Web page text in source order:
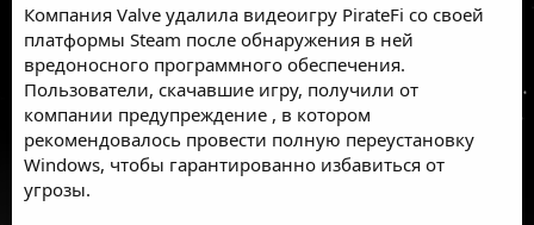
Компания Valve удалила видеоигру PirateFi со своей
платформы Steam после обнаружения в ней
вредоносного программного обеспечения.
Пользователи, скачавшие игру, получили от
компании предупреждение , в котором
рекомендовалось провести полную переустановку
Windows, чтобы гарантированно избавиться от
угрозы.